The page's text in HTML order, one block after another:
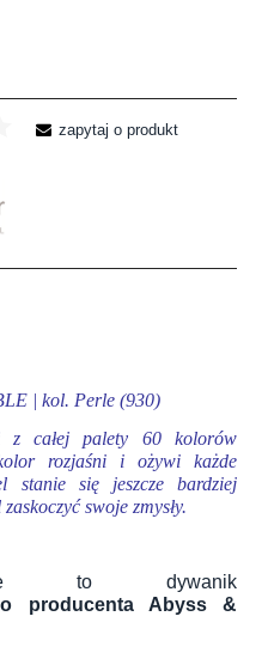
zapytaj o produkt
| kol. Perle (930)
z całej palety 60 kolorów
rozjaśni i ożywi każde
stanie się jeszcze bardziej
swoje zmysły.
to dywanik
producenta Abyss &